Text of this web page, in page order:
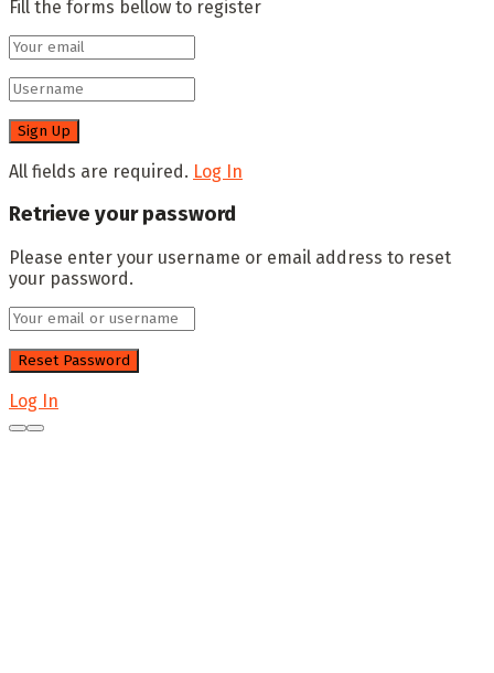
Fill the forms bellow to register
All fields are required. Log In
Retrieve your password
Please enter your username or email address to reset
your password.
Log In